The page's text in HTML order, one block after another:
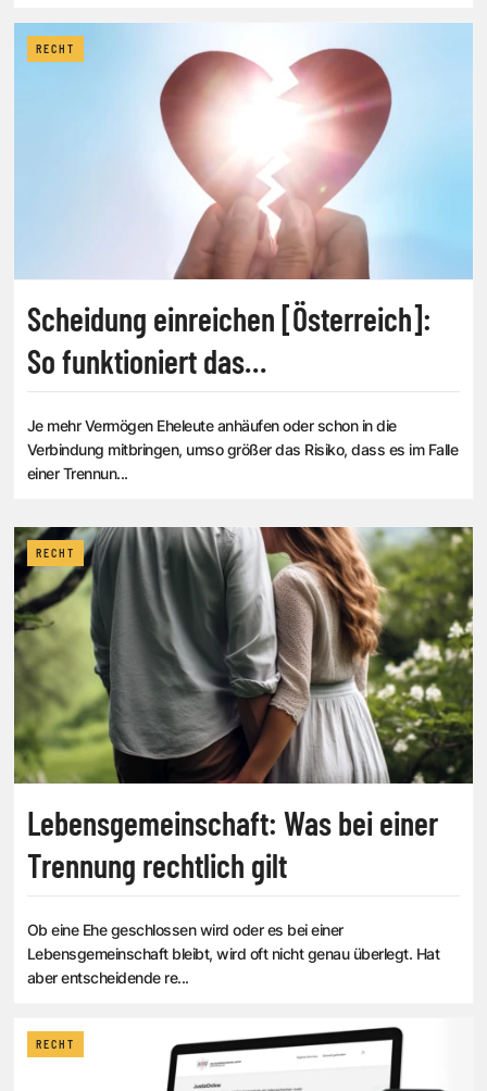
RECHT
Scheidung einreichen [Österreich]:
So funktioniert das
erforderliche Unterlagen und Kosten
Je mehr Vermögen Eheleute anhäufen oder schon in die
Verbindung mitbringen, umso größer das Risiko, dass es im Falle
einer Trennun...
RECHT
Lebensgemeinschaft: Was bei einer
Trennung rechtlich gilt
Ob eine Ehe geschlossen wird oder es bei einer
Lebensgemeinschaft bleibt, wird oft nicht genau überlegt. Hat
aber entscheidende re...
RECHT